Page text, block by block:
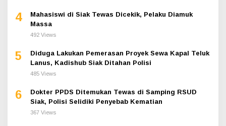
4
Mahasiswi di Siak Tewas Dicekik, Pelaku Diamuk
Massa
492 Views
5
Diduga Lakukan Pemerasan Proyek Sewa Kapal Teluk
Lanus, Kadishub Siak Ditahan Polisi
485 Views
6
Dokter PPDS Ditemukan Tewas di Samping RSUD
Siak, Polisi Selidiki Penyebab Kematian
367 Views